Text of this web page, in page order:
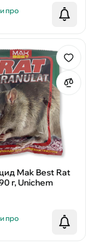
про
Mak Best Rat
г, Unichem
про